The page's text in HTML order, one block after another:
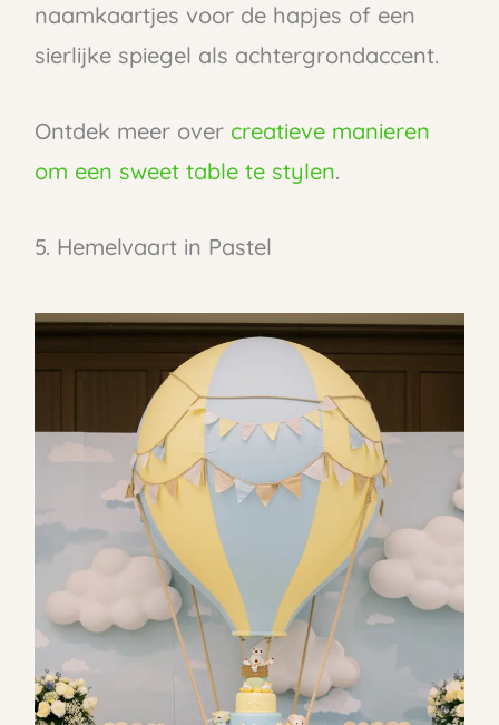
naamkaartjes voor de hapjes of een
sierlijke spiegel als achtergrondaccent.
Ontdek meer over creatieve manieren
om een sweet table te stylen.
5. Hemelvaart in Pastel